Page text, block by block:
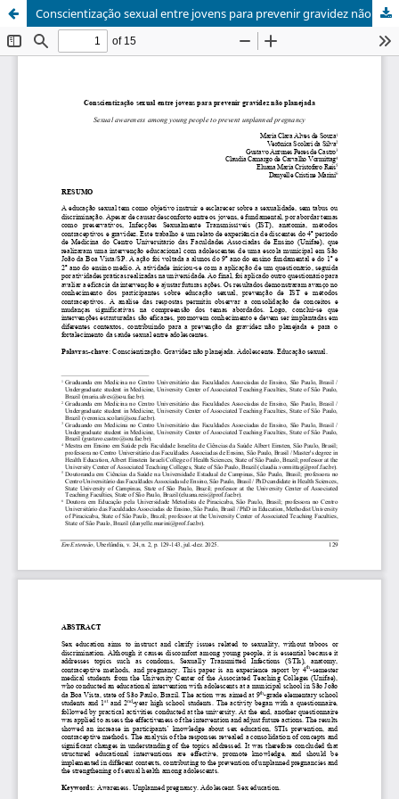
Conscientização sexual entre jovens para prevenir gravidez não planejada